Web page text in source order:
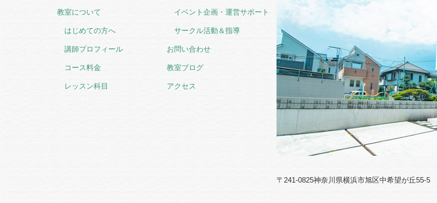
教室について
はじめての方へ
講師プロフィール
コース料金
レッスン科目
イベント企画・運営サポート
サークル活動＆指導
お問い合わせ
教室ブログ
アクセス
〒241-0825神奈川県横浜市旭区中希望が丘55-5